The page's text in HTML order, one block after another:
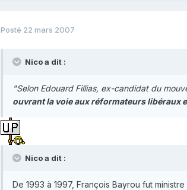
Posté 22 mars 2007
Nico a dit :
"Selon Edouard Fillias, ex-candidat du
ouvrant la voie aux réformateurs libéraux
Nico a dit :
De 1993 à 1997, François Bayrou fut